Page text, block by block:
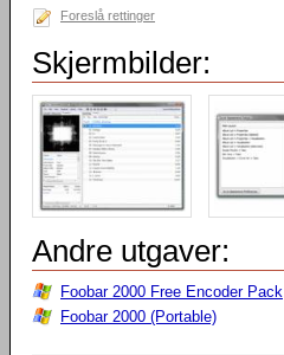
Foreslå rettinger
Skjermbilder:
Andre utgaver:
Foobar 2000 Free Encoder Pack
Foobar 2000 (Portable)